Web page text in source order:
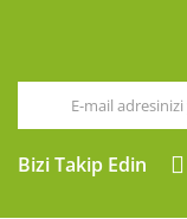
Bizi Takip Edin